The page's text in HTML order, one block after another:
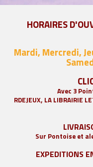
HORAIRES
Mardi, Mercredi,
Avec 3
RDEJEUX, LA LIBRAIRIE
Sur Pontoise et
EXPEDITIONS